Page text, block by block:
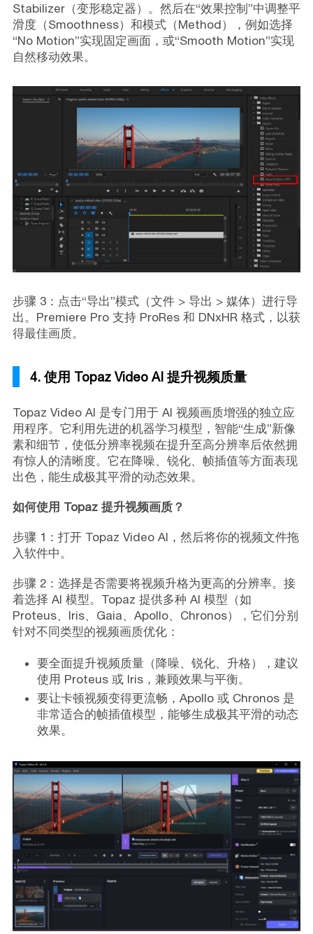
Stabilizer（变形稳定器）。然后在“效果控制”中调整平
滑度（Smoothness）和模式（Method），例如选择
“No Motion”实现固定画面，或“Smooth Motion”实现
自然移动效果。
步骤 3：点击“导出”模式（文件 > 导出 > 媒体）进行导
出。Premiere Pro 支持 ProRes 和 DNxHR 格式，以获
得最佳画质。
4. 使用 Topaz Video AI 提升视频质量
Topaz Video AI 是专门用于 AI 视频画质增强的独立应
用程序。它利用先进的机器学习模型，智能“生成”新像
素和细节，使低分辨率视频在提升至高分辨率后依然拥
有惊人的清晰度。它在降噪、锐化、帧插值等方面表现
出色，能生成极其平滑的动态效果。
如何使用 Topaz 提升视频画质？
步骤 1：打开 Topaz Video AI，然后将你的视频文件拖
入软件中。
步骤 2：选择是否需要将视频升格为更高的分辨率。接
着选择 AI 模型。Topaz 提供多种 AI 模型（如
Proteus、Iris、Gaia、Apollo、Chronos），它们分别
针对不同类型的视频画质优化：
要全面提升视频质量（降噪、锐化、升格），建议
使用 Proteus 或 Iris，兼顾效果与平衡。
要让卡顿视频变得更流畅，Apollo 或 Chronos 是
非常适合的帧插值模型，能够生成极其平滑的动态
效果。